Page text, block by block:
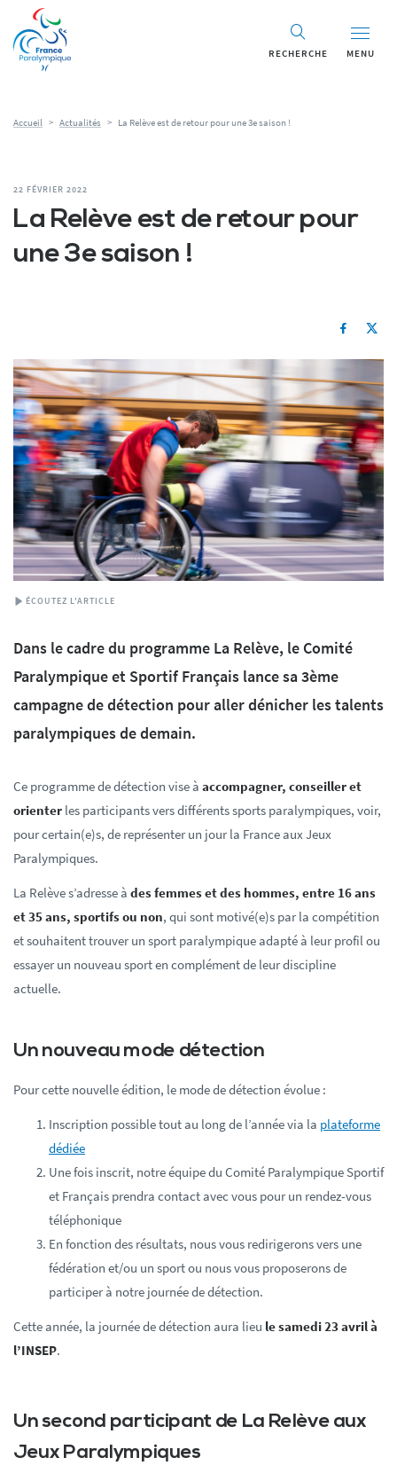
RECHERCHE MENU
Accueil > Actualités > La Relève est de retour pour une 3e saison !
22 FÉVRIER 2022
La Relève est de retour pour
une 3e saison !
ÉCOUTEZ L'ARTICLE
Dans le cadre du programme La Relève, le Comité
Paralympique et Sportif Français lance sa 3ème
campagne de détection pour aller dénicher les talents
paralympiques de demain.
Ce programme de détection vise à accompagner, conseiller et
orienter les participants vers différents sports paralympiques, voir,
pour certain(e)s, de représenter un jour la France aux Jeux
Paralympiques.
La Relève s’adresse à des femmes et des hommes, entre 16 ans
et 35 ans, sportifs ou non, qui sont motivé(e)s par la compétition
et souhaitent trouver un sport paralympique adapté à leur profil ou
essayer un nouveau sport en complément de leur discipline
actuelle.
Un nouveau mode détection
Pour cette nouvelle édition, le mode de détection évolue :
Inscription possible tout au long de l’année via la plateforme
dédiée
Une fois inscrit, notre équipe du Comité Paralympique Sportif
et Français prendra contact avec vous pour un rendez-vous
téléphonique
En fonction des résultats, nous vous redirigerons vers une
fédération et/ou un sport ou nous vous proposerons de
participer à notre journée de détection.
Cette année, la journée de détection aura lieu le samedi 23 avril à
l’INSEP.
Un second participant de La Relève aux
Jeux Paralympiques